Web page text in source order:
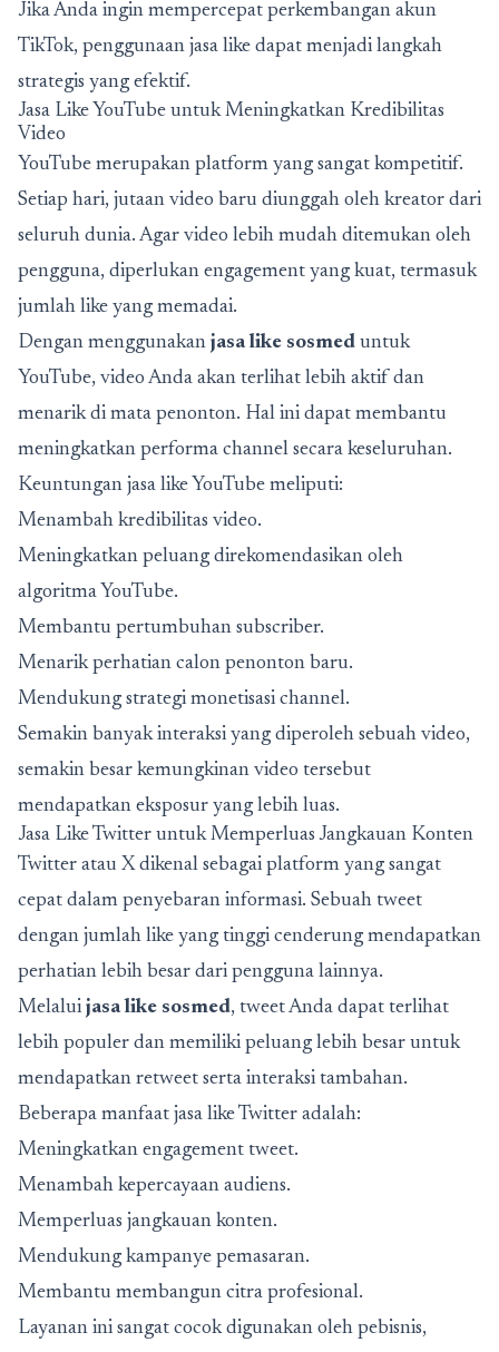
Jika Anda ingin mempercepat perkembangan akun
TikTok, penggunaan jasa like dapat menjadi langkah
strategis yang efektif.
Jasa Like YouTube untuk Meningkatkan Kredibilitas
Video
YouTube merupakan platform yang sangat kompetitif.
Setiap hari, jutaan video baru diunggah oleh kreator dari
seluruh dunia. Agar video lebih mudah ditemukan oleh
pengguna, diperlukan engagement yang kuat, termasuk
jumlah like yang memadai.
Dengan menggunakan jasa like sosmed untuk
YouTube, video Anda akan terlihat lebih aktif dan
menarik di mata penonton. Hal ini dapat membantu
meningkatkan performa channel secara keseluruhan.
Keuntungan jasa like YouTube meliputi:
Menambah kredibilitas video.
Meningkatkan peluang direkomendasikan oleh
algoritma YouTube.
Membantu pertumbuhan subscriber.
Menarik perhatian calon penonton baru.
Mendukung strategi monetisasi channel.
Semakin banyak interaksi yang diperoleh sebuah video,
semakin besar kemungkinan video tersebut
mendapatkan eksposur yang lebih luas.
Jasa Like Twitter untuk Memperluas Jangkauan Konten
Twitter atau X dikenal sebagai platform yang sangat
cepat dalam penyebaran informasi. Sebuah tweet
dengan jumlah like yang tinggi cenderung mendapatkan
perhatian lebih besar dari pengguna lainnya.
Melalui jasa like sosmed, tweet Anda dapat terlihat
lebih populer dan memiliki peluang lebih besar untuk
mendapatkan retweet serta interaksi tambahan.
Beberapa manfaat jasa like Twitter adalah:
Meningkatkan engagement tweet.
Menambah kepercayaan audiens.
Memperluas jangkauan konten.
Mendukung kampanye pemasaran.
Membantu membangun citra profesional.
Layanan ini sangat cocok digunakan oleh pebisnis,